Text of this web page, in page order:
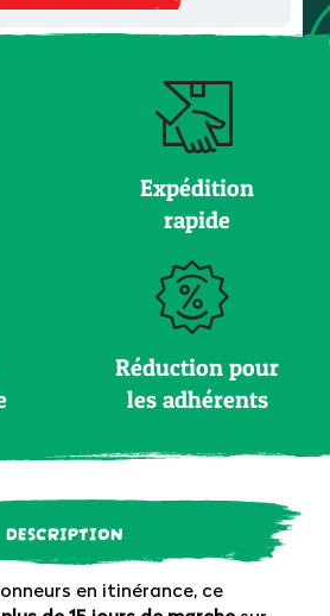
Expédition
rapide
Réduction pour
les adhérents
DESCRIPTION
en itinérance, ce